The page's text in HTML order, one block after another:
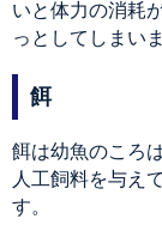
いと体力の消耗
っとしてしまいま
餌
餌は幼魚のころ
人工飼料を与え
す。